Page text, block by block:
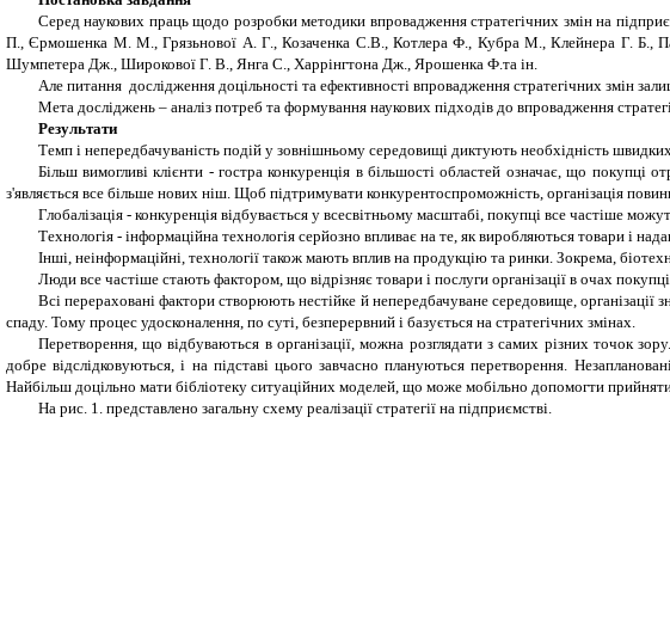
Серед наукових праць щодо розробки методики впровадження стратегічних змін на
П., Єрмошенка М. М., Грязьнової А. Г., Козаченка С.В., Котлера Ф., Кубра М., Клейнера Г. Б.,
Шумпетера Дж., Широкової Г. В., Янга С., Харрінгтона Дж., Ярошенка Ф.та ін.
Але питання дослідження доцільності та ефективності впровадження стратегічних змін
Мета досліджень – аналіз потреб та формування наукових підходів до впровадження
Результати
Темп і непередбачуваність подій у зовнішньому середовищі диктують необхідність
Більш вимогливі клієнти - гостра конкуренція в більшості областей означає, що
з'являється все більше нових ніш. Щоб підтримувати конкурентоспроможність, організація
Глобалізація - конкуренція відбувається у всесвітньому масштабі, покупці все частіше
Технологія - інформаційна технологія серйозно впливає на те, як виробляються товари і
Інші, неінформаційні, технології також мають вплив на продукцію та ринки. Зокрема,
Люди все частіше стають фактором, що відрізняє товари і послуги організації в очах
Всі перераховані фактори створюють нестійке й непередбачуване середовище,
спаду. Тому процес удосконалення, по суті, безперервний і базується на стратегічних змінах.
Перетворення, що відбуваються в організації, можна розглядати з самих різних точок
добре відслідковуються, і на підставі цього завчасно плануються перетворення.
Найбільш доцільно мати бібліотеку ситуаційних моделей, що може мобільно допомогти
На рис. 1. представлено загальну схему реалізації стратегії на підприємстві.